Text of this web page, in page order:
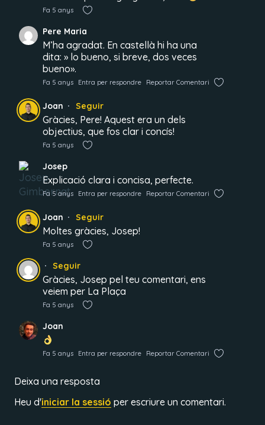
Fa 5 anys
Pere Maria
M’ha agradat. En castellà hi ha una
dita: » lo bueno, si breve, dos veces
bueno».
Fa 5 anys Entra per respondre Reportar Comentari
Joan Seguir
Gràcies, Pere! Aquest era un dels
objectius, que fos clar i concís!
Fa 5 anys
Josep
Explicació clara i concisa, perfecte.
Fa 5 anys Entra per respondre Reportar Comentari
Joan Seguir
Moltes gràcies, Josep!
Fa 5 anys
Seguir
Gràcies, Josep pel teu comentari, ens
veiem per La Plaça
Fa 5 anys
Joan
Fa 5 anys Entra per respondre Reportar Comentari
Deixa una resposta
Heu d'iniciar la sessió per escriure un comentari.